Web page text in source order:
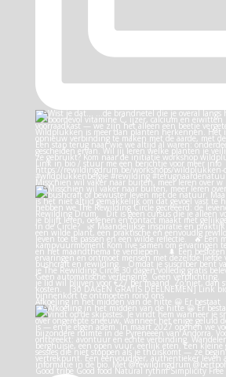
Misschien wil vaker naar buiten, meer leren over w
Afkoeling in het midden van de hitte 😀 Er bestaat
Good tribe Good food Natural rythm Simplicity Free